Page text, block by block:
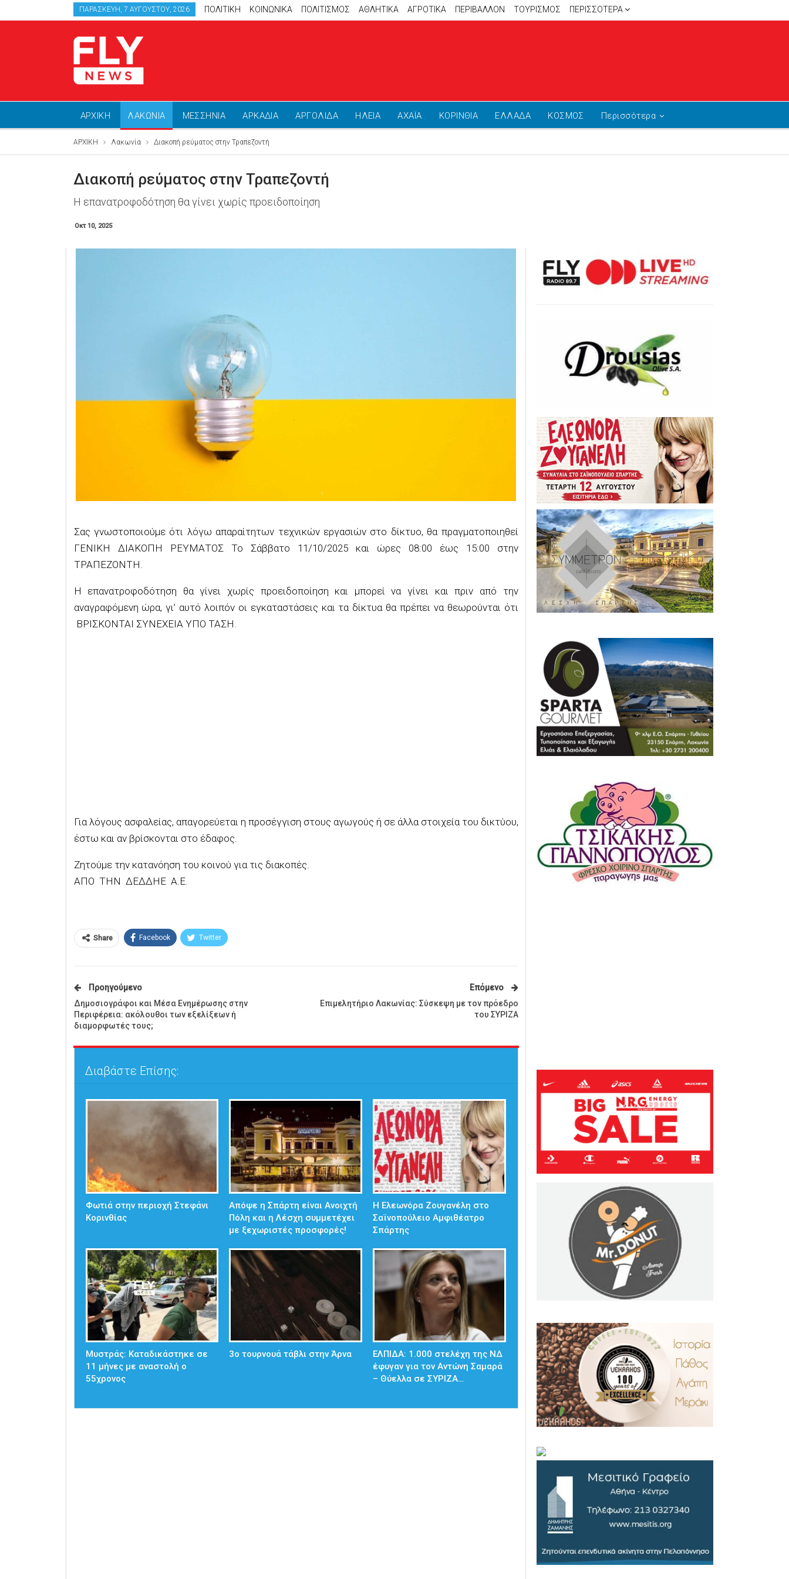
ΠΑΡΑΣΚΕΥΉ, 7 ΑΥΓΟΎΣΤΟΥ, 2026 ΠΟΛΙΤΙΚΗ ΚΟΙΝΩΝΙΚΑ ΠΟΛΙΤΙΣΜΟΣ ΑΘΛΗΤΙΚΆ ΑΓΡΟΤΙΚΑ ΠΕΡΙΒΑΛΛΟΝ ΤΟΥΡΙΣΜΟΣ ΠΕΡΙΣΣΌΤΕΡΑ
ΑΡΧΙΚΗ ΛΑΚΩΝΙΑ ΜΕΣΣΗΝΙΑ ΑΡΚΑΔΙΑ ΑΡΓΟΛΙΔΑ ΗΛΕΙΑ ΑΧΑΪΑ ΚΟΡΙΝΘΙΑ ΕΛΛΑΔΑ ΚΟΣΜΟΣ Περισσότερα
ΑΡΧΙΚΗ Λακωνία Διακοπή ρεύματος στην Τραπεζοντή
Διακοπή ρεύματος στην Τραπεζοντή
Η επανατροφοδότηση θα γίνει χωρίς προειδοποίηση
Οκτ 10, 2025
Σας γνωστοποιούμε ότι λόγω απαραίτητων τεχνικών εργασιών στο δίκτυο, θα πραγματοποιηθεί
ΓΕΝΙΚΗ ΔΙΑΚΟΠΗ ΡΕΥΜΑΤΟΣ Το Σάββατο 11 /10/2025και ώρες 08:00 έως 15:00 στην
ΤΡΑΠΕΖΟΝΤΗ.
Η επανατροφοδότηση θα γίνει χωρίς προειδοποίηση και μπορεί να γίνει και πριν από την
αναγραφόμενη ώρα, γι’ αυτό λοιπόν οι εγκαταστάσεις και τα δίκτυα θα πρέπει να θεωρούνται ότι
ΒΡΙΣΚΟΝΤΑΙ ΣΥΝΕΧΕΙΑ ΥΠΟ ΤΑΣΗ.
Για λόγους ασφαλείας, απαγορεύεται η προσέγγιση στους αγωγούς ή σε άλλα στοιχεία του δικτύου,
έστω και αν βρίσκονται στο έδαφος.
Ζητούμε την κατανόηση του κοινού για τις διακοπές.
ΑΠΟ ΤΗΝ ΔΕΔΔΗΕ Α.Ε.
Share Facebook Twitter
Προηγούμενο
Δημοσιογράφοι και Μέσα Ενημέρωσης στην
Περιφέρεια: ακόλουθοι των εξελίξεων ή
διαμορφωτές τους;
Επόμενο
Επιμελητήριο Λακωνίας: Σύσκεψη με τον πρόεδρο
του ΣΥΡΙΖΑ
Διαβάστε Επίσης:
Φωτιά στην περιοχή Στεφάνι
Κορινθίας
Απόψε η Σπάρτη είναι Ανοιχτή
Πόλη και η Λέσχη συμμετέχει
με ξεχωριστές προσφορές!
Η Ελεωνόρα Ζουγανέλη στο
Σαϊνοπούλειο Αμφιθέατρο
Σπάρτης
Μυστράς: Καταδικάστηκε σε
11 μήνες με αναστολή ο
55χρονος
3ο τουρνουά τάβλι στην Άρνα
ΕΛΠΙΔΑ: 1.000 στελέχη της ΝΔ
έφυγαν για τον Αντώνη Σαμαρά
– Θύελλα σε ΣΥΡΙΖΑ…